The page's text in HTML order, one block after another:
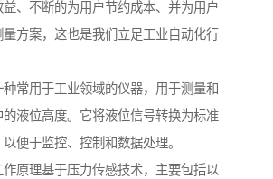
、不断的为用户节约成本、并为用户
方案，这也是我们立足工业自动化行
常用于工业领域的仪器，用于测量和
的液位高度。它将液位信号转换为标准
便于监控、控制和数据处理。
原理基于压力传感技术，主要包括以